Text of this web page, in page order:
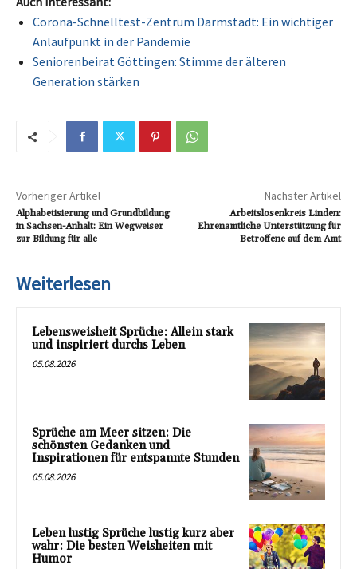
Corona-Schnelltest-Zentrum Darmstadt: Ein wichtiger
Anlaufpunkt in der Pandemie
Seniorenbeirat Göttingen: Stimme der älteren
Generation stärken
Vorheriger Artikel
Alphabetisierung und Grundbildung
in Sachsen-Anhalt: Ein Wegweiser
zur Bildung für alle
Nächster Artikel
Arbeitslosenkreis Linden:
Ehrenamtliche Unterstützung für
Betroffene auf dem Amt
Weiterlesen
Lebensweisheit Sprüche: Allein stark
und inspiriert durchs Leben
05.08.2026
Sprüche am Meer sitzen: Die
schönsten Gedanken und
Inspirationen für entspannte Stunden
05.08.2026
Leben lustig Sprüche lustig kurz aber
wahr: Die besten Weisheiten mit
Humor